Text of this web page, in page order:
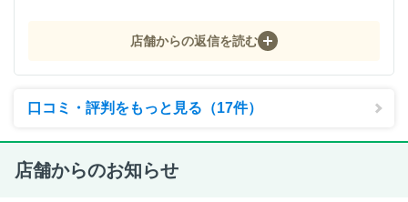
店舗からの返信を読む
口コミ・評判をもっと見る（17件）
店舗からのお知らせ